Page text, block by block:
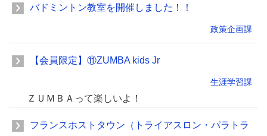
バドミントン教室を開催しました！！
政策企画課
【会員限定】⑪ZUMBA kids Jr
生涯学習課
ＺＵＭＢＡって楽しいよ！
フランスホストタウン（トライアスロン・パラトラ